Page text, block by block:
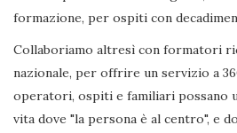
formazione, per ospiti con
Collaboriamo altresì con formatori
nazionale, per offrire un servizio a
operatori, ospiti e familiari possano
vita dove "la persona è al centro", e